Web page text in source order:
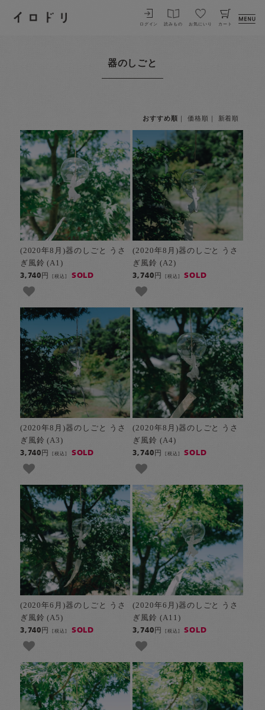
イロドリ
ログイン 読みもの お気にいり カート
器のしごと
おすすめ順 価格順 新着順
(2020年8月)器のしごと うさ
ぎ風鈴 (A1)
3,740円[税込] SOLD
(2020年8月)器のしごと うさ
ぎ風鈴 (A2)
3,740円 [税込] SOLD
(2020年8月)器のしごと うさ
ぎ風鈴 (A3)
3,740円[税込] SOLD
(2020年8月)器のしごと うさ
ぎ風鈴 (A4)
3,740円 [税込] SOLD
(2020年6月)器のしごと うさ
ぎ風鈴 (A5)
3,740円[税込] SOLD
(2020年6月)器のしごと うさ
ぎ風鈴 (A11)
3,740円 [税込] SOLD